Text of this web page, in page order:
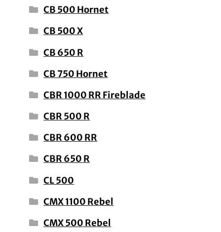
CB 500 Hornet
CB 500 X
CB 650 R
CB 750 Hornet
CBR 1000 RR Fireblade
CBR 500 R
CBR 600 RR
CBR 650 R
CL 500
CMX 1100 Rebel
CMX 500 Rebel